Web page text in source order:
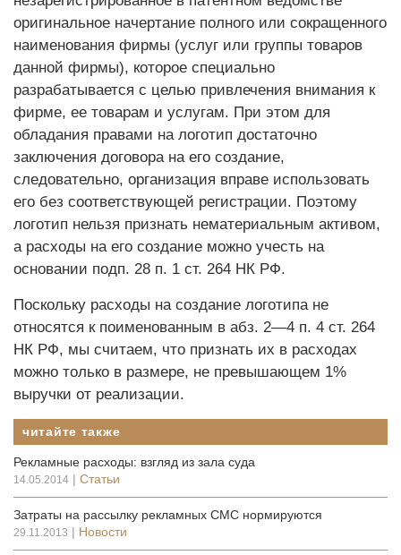
оригинальное начертание полного или сокращенного
наименования фирмы (услуг или группы товаров
данной фирмы), которое специально
разрабатывается с целью привлечения внимания к
фирме, ее товарам и услугам. При этом для
обладания правами на логотип достаточно
заключения договора на его создание,
следовательно, организация вправе использовать
его без соответствующей регистрации. Поэтому
логотип нельзя признать нематериальным активом,
а расходы на его создание можно учесть на
основании подп. 28 п. 1 ст. 264 НК РФ.
Поскольку расходы на создание логотипа не
относятся к поименованным в абз. 2—4 п. 4 ст. 264
НК РФ, мы считаем, что признать их в расходах
можно только в размере, не превышающем 1%
выручки от реализации.
читайте также
Рекламные расходы: взгляд из зала суда
14.05.2014 | Статьи
Затраты на рассылку рекламных СМС нормируются
29.11.2013 | Новости